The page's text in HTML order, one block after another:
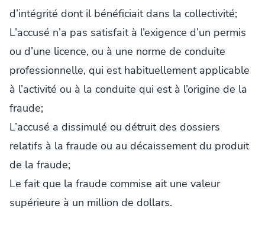
d’intégrité dont il bénéficiait dans la collectivité;
L’accusé n’a pas satisfait à l’exigence d’un permis
ou d’une licence, ou à une norme de conduite
professionnelle, qui est habituellement applicable
à l’activité ou à la conduite qui est à l’origine de la
fraude;
L’accusé a dissimulé ou détruit des dossiers
relatifs à la fraude ou au décaissement du produit
de la fraude;
Le fait que la fraude commise ait une valeur
supérieure à un million de dollars.